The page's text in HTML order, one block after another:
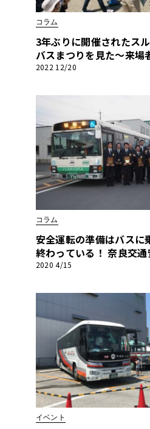
コラム
3年ぶりに開催されたス
バスまつりを見た～来場
ンムン～
2022 12/20
コラム
安全運転の準備はバスに
終わっている！ 奈良交
修会で感じたこと
2020 4/15
イベント